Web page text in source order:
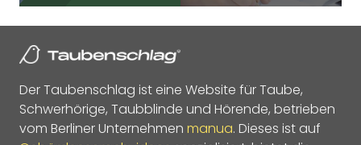
Der Taubenschlag ist eine Website für Taube,
Schwerhörige, Taubblinde und Hörende, betrieben
vom Berliner Unternehmen manua. Dieses ist auf